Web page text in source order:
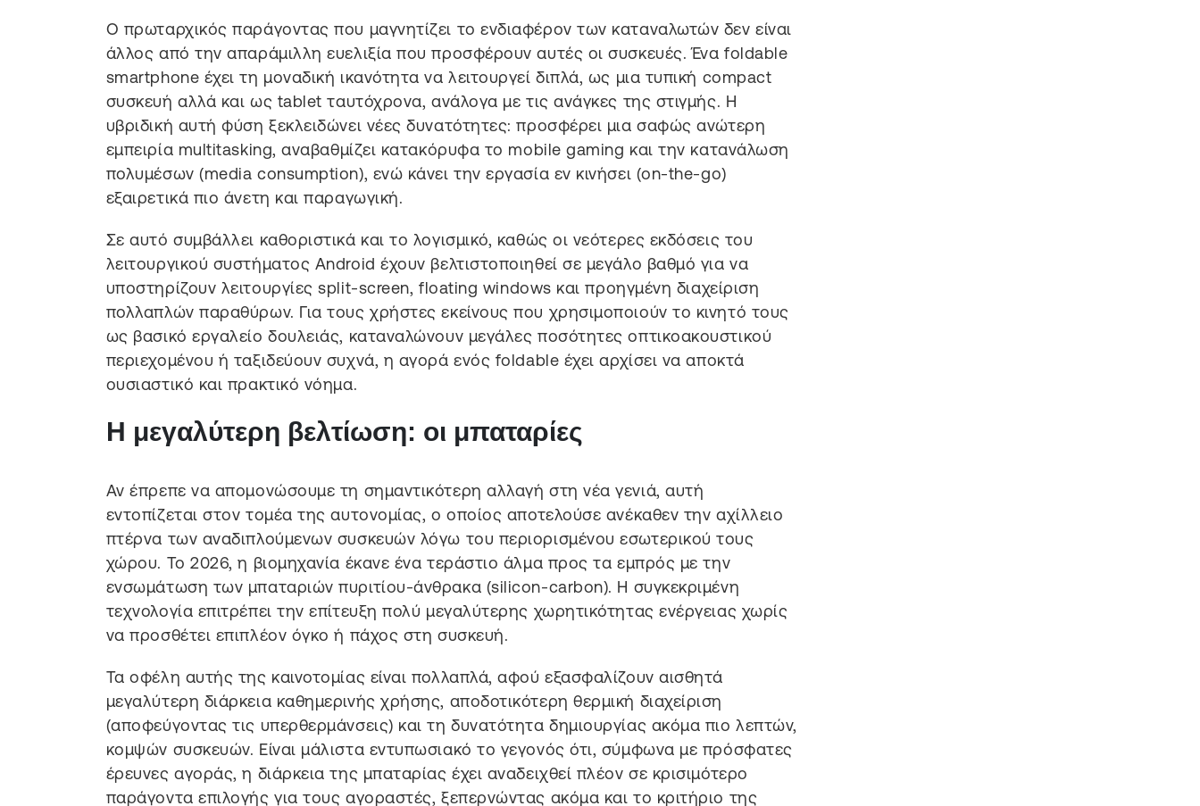
Ο πρωταρχικός παράγοντας που μαγνητίζει το ενδιαφέρον των καταναλωτών δεν είναι
άλλος από την απαράμιλλη ευελιξία που προσφέρουν αυτές οι συσκευές. Ένα foldable
smartphone έχει τη μοναδική ικανότητα να λειτουργεί διπλά, ως μια τυπική compact
συσκευή αλλά και ως tablet ταυτόχρονα, ανάλογα με τις ανάγκες της στιγμής. Η
υβριδική αυτή φύση ξεκλειδώνει νέες δυνατότητες: προσφέρει μια σαφώς ανώτερη
εμπειρία multitasking, αναβαθμίζει κατακόρυφα το mobile gaming και την κατανάλωση
πολυμέσων (media consumption), ενώ κάνει την εργασία εν κινήσει (on-the-go)
εξαιρετικά πιο άνετη και παραγωγική.
Σε αυτό συμβάλλει καθοριστικά και το λογισμικό, καθώς οι νεότερες εκδόσεις του
λειτουργικού συστήματος Android έχουν βελτιστοποιηθεί σε μεγάλο βαθμό για να
υποστηρίζουν λειτουργίες split-screen, floating windows και προηγμένη διαχείριση
πολλαπλών παραθύρων. Για τους χρήστες εκείνους που χρησιμοποιούν το κινητό τους
ως βασικό εργαλείο δουλειάς, καταναλώνουν μεγάλες ποσότητες οπτικοακουστικού
περιεχομένου ή ταξιδεύουν συχνά, η αγορά ενός foldable έχει αρχίσει να αποκτά
ουσιαστικό και πρακτικό νόημα.
Η μεγαλύτερη βελτίωση: οι μπαταρίες
Αν έπρεπε να απομονώσουμε τη σημαντικότερη αλλαγή στη νέα γενιά, αυτή
εντοπίζεται στον τομέα της αυτονομίας, ο οποίος αποτελούσε ανέκαθεν την αχίλλειο
πτέρνα των αναδιπλούμενων συσκευών λόγω του περιορισμένου εσωτερικού τους
χώρου. Το 2026, η βιομηχανία έκανε ένα τεράστιο άλμα προς τα εμπρός με την
ενσωμάτωση των μπαταριών πυριτίου-άνθρακα (silicon-carbon). Η συγκεκριμένη
τεχνολογία επιτρέπει την επίτευξη πολύ μεγαλύτερης χωρητικότητας ενέργειας χωρίς
να προσθέτει επιπλέον όγκο ή πάχος στη συσκευή.
Τα οφέλη αυτής της καινοτομίας είναι πολλαπλά, αφού εξασφαλίζουν αισθητά
μεγαλύτερη διάρκεια καθημερινής χρήσης, αποδοτικότερη θερμική διαχείριση
(αποφεύγοντας τις υπερθερμάνσεις) και τη δυνατότητα δημιουργίας ακόμα πιο λεπτών,
κομψών συσκευών. Είναι μάλιστα εντυπωσιακό το γεγονός ότι, σύμφωνα με πρόσφατες
έρευνες αγοράς, η διάρκεια της μπαταρίας έχει αναδειχθεί πλέον σε κρισιμότερο
παράγοντα επιλογής για τους αγοραστές, ξεπερνώντας ακόμα και το κριτήριο της